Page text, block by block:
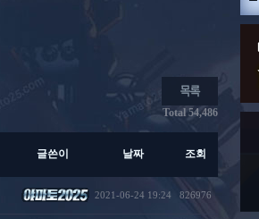
Total 54,486
글쓴이 날짜 조회
2021-06-24 19:24 826976